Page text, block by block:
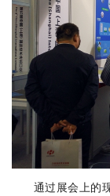
通过展会上的